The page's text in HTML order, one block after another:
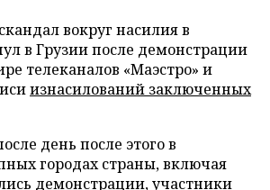
вокруг насилия в
в Грузии после демонстрации
телеканалов «Маэстро» и
изнасилований заключенных
день после этого в
городах страны, включая
демонстрации, участники